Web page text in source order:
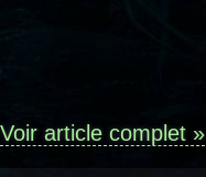
Voir article complet »